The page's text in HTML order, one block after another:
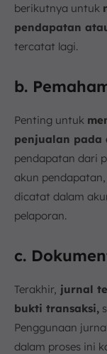
berikutnya untuk
pendapatan
tercatat lagi.
b.
Penting untuk
penjualan pada
pendapatan dari
akun
dicatat dalam
pelaporan.
c.
Terakhir, jurnal
bukti transaksi,
Penggunaan
dalam proses ini